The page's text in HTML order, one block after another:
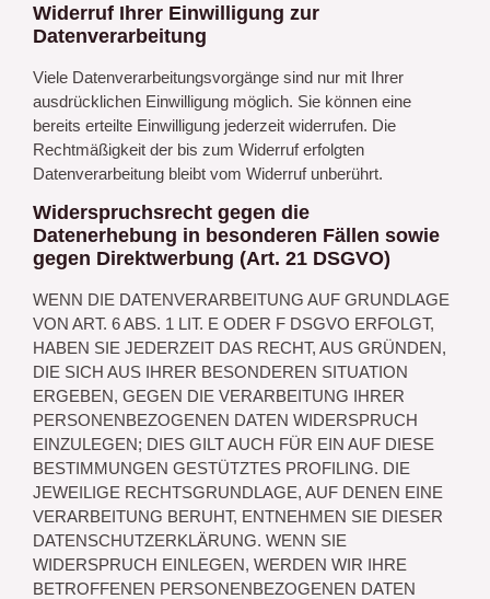
Widerruf Ihrer Einwilligung zur
Datenverarbeitung
Viele Datenverarbeitungsvorgänge sind nur mit Ihrer
ausdrücklichen Einwilligung möglich. Sie können eine
bereits erteilte Einwilligung jederzeit widerrufen. Die
Rechtmäßigkeit der bis zum Widerruf erfolgten
Datenverarbeitung bleibt vom Widerruf unberührt.
Widerspruchsrecht gegen die
Datenerhebung in besonderen Fällen sowie
gegen Direktwerbung (Art. 21 DSGVO)
WENN DIE DATENVERARBEITUNG AUF GRUNDLAGE
VON ART. 6 ABS. 1 LIT. E ODER F DSGVO ERFOLGT,
HABEN SIE JEDERZEIT DAS RECHT, AUS GRÜNDEN,
DIE SICH AUS IHRER BESONDEREN SITUATION
ERGEBEN, GEGEN DIE VERARBEITUNG IHRER
PERSONENBEZOGENEN DATEN WIDERSPRUCH
EINZULEGEN; DIES GILT AUCH FÜR EIN AUF DIESE
BESTIMMUNGEN GESTÜTZTES PROFILING. DIE
JEWEILIGE RECHTSGRUNDLAGE, AUF DENEN EINE
VERARBEITUNG BERUHT, ENTNEHMEN SIE DIESER
DATENSCHUTZERKLÄRUNG. WENN SIE
WIDERSPRUCH EINLEGEN, WERDEN WIR IHRE
BETROFFENEN PERSONENBEZOGENEN DATEN